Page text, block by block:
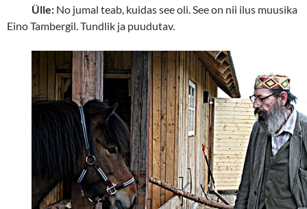
Ülle:No jumal teab, kuidas see oli. See on nii ilus muusika
Eino Tambergil. Tundlik ja puudutav.